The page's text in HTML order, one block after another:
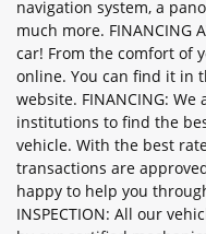
navigation system, a
much more. FINANCING
car! From the comfort of
online. You can find it in
website. FINANCING:
institutions to find the
vehicle. With the best
transactions are
happy to help you
INSPECTION: All our